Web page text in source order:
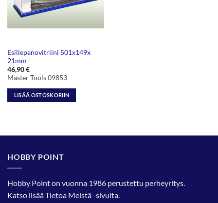
Esillepanovitriini 501x149x
21mm
46,90€
Master Tools 09853
LISÄÄ OSTOSKORIIN
HOBBY POINT
Hobby Point on vuonna 1986 perustettu perheyritys.
Katso lisääTietoa Meistä-sivulta.